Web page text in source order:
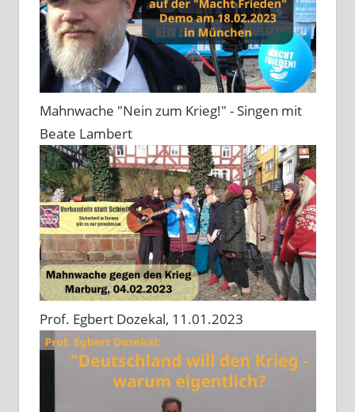
Mahnwache "Nein zum Krieg!" - Singen mit
Beate Lambert
Prof. Egbert Dozekal, 11.01.2023